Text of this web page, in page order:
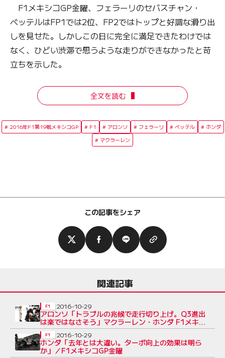
F1メキシコGP金曜、フェラーリのセバスチャン・
ベッテルはFP1では2位、FP2ではトップと好調な滑り出
しを見せた。しかしこの日に完全に満足できたわけでは
なく、ひどい渋滞で思うような走りができなかったと苛
立ちを示した。
全文を読む
2016年F1第19戦メキシコGP F1 アロンソ フェラーリ ベッテル
ホンダ
マクラーレン
この記事をシェア
関連記事
アロンソ「トラブルの兆候で走行切り上げ。Q3進出
は楽ではなさそう」マクラーレン・ホンダ F1メキシ
コ金曜
F1 2016-10-29
ホンダ「去年とは大違い。ターボ向上の効果は明ら
か」／F1メキシコGP金曜
F1 2016-10-29